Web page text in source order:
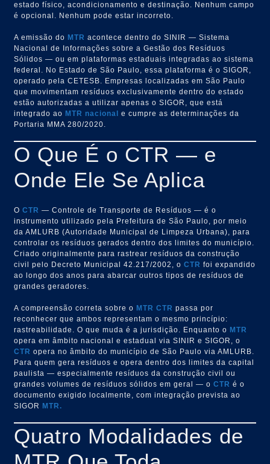
estado físico, acondicionamento e destinação. Nenhum campo
é opcional. Nenhum pode estar incorreto.
A emissão do MTR acontece dentro do SINIR — Sistema
Nacional de Informações sobre a Gestão dos Resíduos
Sólidos — ou em plataformas estaduais integradas ao sistema
federal. No Estado de São Paulo, essa plataforma é o SIGOR,
operado pela CETESB. Empresas localizadas em São Paulo
que movimentam resíduos exclusivamente dentro do estado
estão autorizadas a utilizar apenas o SIGOR, que está
integrado ao MTR nacional e cumpre as determinações da
Portaria MMA 280/2020.
O Que É o CTR — e
Onde Ele Se Aplica
OCTR — Controle de Transporte de Resíduos — é o
instrumento utilizado pela Prefeitura de São Paulo, por meio
da AMLURB (Autoridade Municipal de Limpeza Urbana), para
controlar os resíduos gerados dentro dos limites do município.
Criado originalmente para rastrear resíduos da construção
civil pelo Decreto Municipal 42.217/2002, o CTR foi expandido
ao longo dos anos para abarcar outros tipos de resíduos de
grandes geradores.
A compreensão correta sobre o MTR CTR passa por
reconhecer que ambos representam o mesmo princípio:
rastreabilidade. O que muda é a jurisdição. Enquanto o MTR
opera em âmbito nacional e estadual via SINIR e SIGOR, o
CTR opera no âmbito do município de São Paulo via AMLURB.
Para quem gera resíduos e opera dentro dos limites da capital
paulista — especialmente resíduos da construção civil ou
grandes volumes de resíduos sólidos em geral — oCTR é o
documento exigido localmente, com integração prevista ao
SIGOR MTR.
Quatro Modalidades de